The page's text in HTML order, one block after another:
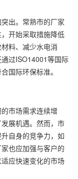
出。常熟市的厂家
开始采取措施降低
料、减少水电消
过ISO14001等国际
国际环保标准。
市场需求连续增
展机遇。然而，市
自身的竞争力，如
也应加强与客户的
应快速变化的市场